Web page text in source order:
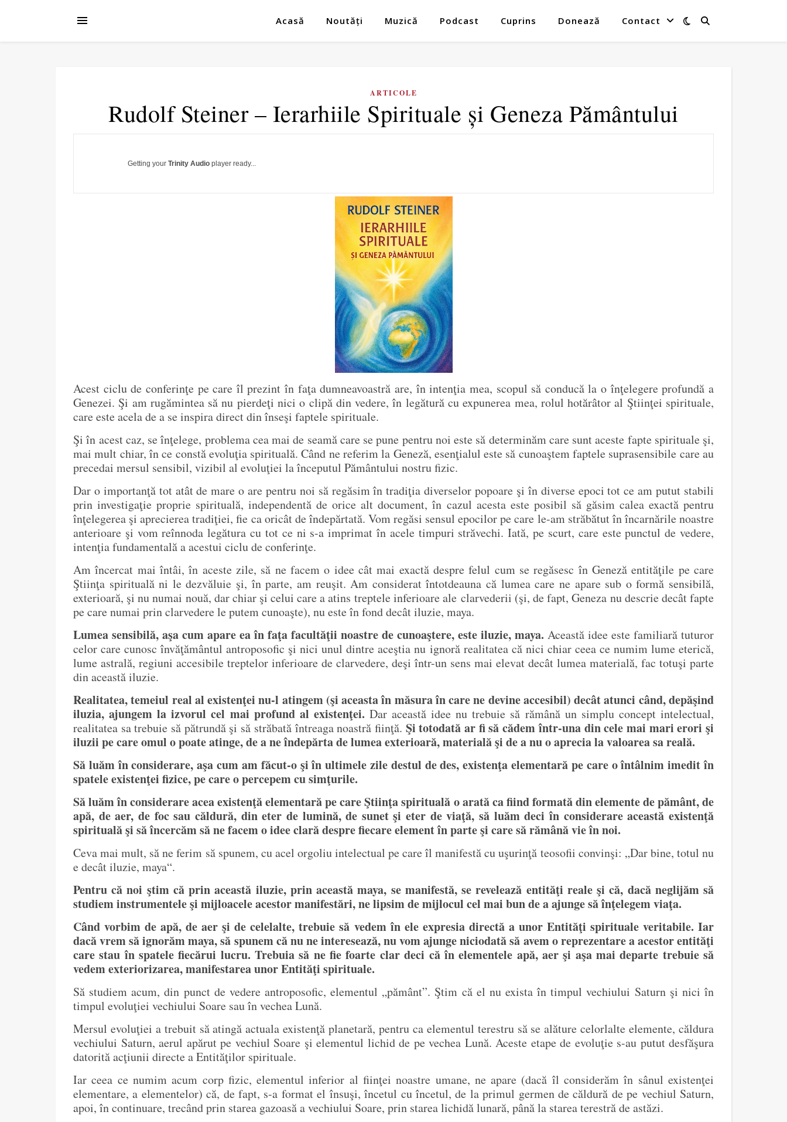
Acasă Noutăți Muzică Podcast Cuprins Donează Contact
ARTICOLE
Rudolf Steiner – Ierarhiile Spirituale și Geneza Pământului
Getting your Trinity Audio player ready...
Acest ciclu de conferinţe pe care îl prezint în faţa dumneavoastră are, în intenţia mea, scopul să conducă la o înţelegere profundă a
Genezei. Şi am rugămintea să nu pierdeţi nici o clipă din vedere, în legătură cu expunerea mea, rolul hotărâtor al Ştiinţei spirituale,
care este acela de a se inspira direct din înseşi faptele spirituale.
Şi în acest caz, se înţelege, problema cea mai de seamă care se pune pentru noi este să determinăm care sunt aceste fapte spirituale şi,
mai mult chiar, în ce constă evoluţia spirituală. Când ne referim la Geneză, esenţialul este să cunoaştem faptele suprasensibile care au
precedai mersul sensibil, vizibil al evoluţiei la începutul Pământului nostru fizic.
Dar o importanţă tot atât de mare o are pentru noi să regăsim în tradiţia diverselor popoare şi în diverse epoci tot ce am putut stabili
prin investigaţie proprie spirituală, independentă de orice alt document, în cazul acesta este posibil să găsim calea exactă pentru
înţelegerea şi aprecierea tradiţiei, fie ca oricât de îndepărtată. Vom regăsi sensul epocilor pe care le-am străbătut în încarnările noastre
anterioare şi vom reînnoda legătura cu tot ce ni s-a imprimat în acele timpuri străvechi. Iată, pe scurt, care este punctul de vedere,
intenţia fundamentală a acestui ciclu de conferinţe.
Am încercat mai întâi, în aceste zile, să ne facem o idee cât mai exactă despre felul cum se regăsesc în Geneză entităţile pe care
Ştiinţa spirituală ni le dezvăluie şi, în parte, am reuşit. Am considerat întotdeauna că lumea care ne apare sub o formă sensibilă,
exterioară, şi nu numai nouă, dar chiar şi celui care a atins treptele inferioare ale clarvederii (şi, de fapt, Geneza nu descrie decât fapte
pe care numai prin clarvedere le putem cunoaşte), nu este în fond decât iluzie, maya.
Lumea sensibilă, aşa cum apare ea în faţa facultăţii noastre de cunoaştere, este iluzie, maya. Această idee este familiară tuturor
celor care cunosc învăţământul antroposofic şi nici unul dintre aceştia nu ignoră realitatea că nici chiar ceea ce numim lume eterică,
lume astrală, regiuni accesibile treptelor inferioare de clarvedere, deşi într-un sens mai elevat decât lumea materială, fac totuşi parte
din această iluzie.
Realitatea, temeiul real al existenţei nu-l atingem (şi aceasta în măsura în care ne devine accesibil) decât atunci când, depăşind
iluzia, ajungem la izvorul cel mai profund al existenţei. Dar această idee nu trebuie să rămână un simplu concept intelectual,
realitatea sa trebuie să pătrundă şi să străbată întreaga noastră fiinţă. Şi totodată ar fi să cădem într-una din cele mai mari erori şi
iluzii pe care omul o poate atinge, de a ne îndepărta de lumea exterioară, materială şi de a nu o aprecia la valoarea sa reală.
Să luăm în considerare, aşa cum am făcut-o şi în ultimele zile destul de des, existenţa elementară pe care o întâlnim imedit în
spatele existenţei fizice, pe care o percepem cu simţurile.
Să luăm în considerare acea existenţă elementară pe care Ştiinţa spirituală o arată ca fiind formată din elemente de pământ, de
apă, de aer, de foc sau căldură, din eter de lumină, de sunet şi eter de viaţă, să luăm deci în considerare această existenţă
spirituală şi să încercăm să ne facem o idee clară despre fiecare element în parte şi care să rămână vie în noi.
Ceva mai mult, să ne ferim să spunem, cu acel orgoliu intelectual pe care îl manifestă cu uşurinţă teosofii convinşi: „Dar bine, totul nu
e decât iluzie, maya“.
Pentru că noi ştim că prin această iluzie, prin această maya, se manifestă, se revelează entităţi reale şi că, dacă neglijăm să
studiem instrumentele şi mijloacele acestor manifestări, ne lipsim de mijlocul cel mai bun de a ajunge să înţelegem viaţa.
Când vorbim de apă, de aer şi de celelalte, trebuie să vedem în ele expresia directă a unor Entităţi spirituale veritabile. Iar
dacă vrem să ignorăm maya, să spunem că nu ne interesează, nu vom ajunge niciodată să avem o reprezentare a acestor entităţi
care stau în spatele fiecărui lucru. Trebuia să ne fie foarte clar deci că în elementele apă, aer şi aşa mai departe trebuie să
vedem exteriorizarea, manifestarea unor Entităţi spirituale.
Să studiem acum, din punct de vedere antroposofic, elementul „pământ”. Ştim că el nu exista în timpul vechiului Saturn şi nici în
timpul evoluţiei vechiului Soare sau în vechea Lună.
Mersul evoluţiei a trebuit să atingă actuala existenţă planetară, pentru ca elementul terestru să se alăture celorlalte elemente, căldura
vechiului Saturn, aerul apărut pe vechiul Soare şi elementul lichid de pe vechea Lună. Aceste etape de evoluţie s-au putut desfăşura
datorită acţiunii directe a Entităţilor spirituale.
Iar ceea ce numim acum corp fizic, elementul inferior al fiinţei noastre umane, ne apare (dacă îl considerăm în sânul existenţei
elementare, a elementelor) că, de fapt, s-a format el însuşi, încetul cu încetul, de la primul germen de căldură de pe vechiul Saturn,
apoi, în continuare, trecând prin starea gazoasă a vechiului Soare, prin starea lichidă lunară, până la starea terestră de astăzi.